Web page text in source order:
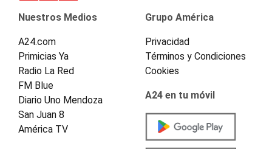
Nuestros Medios
A24.com
Primicias Ya
Radio La Red
FM Blue
Diario Uno Mendoza
San Juan 8
América TV
Grupo América
Privacidad
Términos y Condiciones
Cookies
A24 en tu móvil